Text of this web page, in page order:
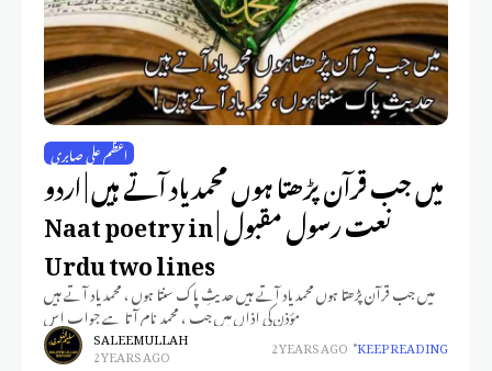
اعظم علی صابری
میں جب قرآن پڑھتا ہوں محمد یاد آتے ہیں | اردو
نعت رسول مقبول | Naat poetry in
Urdu two lines
میں جب قرآن پڑھتا ہوں محمد یاد آتے ہیں حدیثِ پاک سنتا ہوں ، محمد یاد آتے ہیں
مؤذن کی اذاں میں جب ، محمد نام آتا ہے جواب اس
SALEEM ULLAH
2 YEARS AGO 2 YEARS AGO KEEP READING